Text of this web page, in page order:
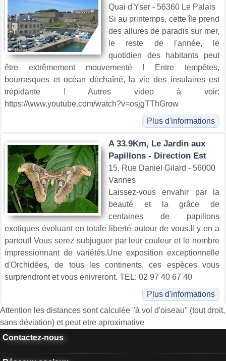
Quai d'Yser - 56360 Le Palais
Si au printemps, cette île prend
des allures de paradis sur mer,
le reste de l'année, le
quotidien des habitants peut
être extrêmement mouvementé ! Entre tempêtes,
bourrasques et océan déchaîné, la vie des insulaires est
trépidante ! Autres video à voir:
https://www.youtube.com/watch?v=osjgTThGrow
Plus d'informations
A 33.9Km, Le Jardin aux
Papillons - Direction Est
15, Rue Daniel Gilard - 56000
Vannes
Laissez-vous envahir par la
beauté et la grâce de
centaines de papillons
exotiques évoluant en totale liberté autour de vous.Il y en a
partout! Vous serez subjuguer par leur couleur et le nombre
impressionnant de variétés.Une exposition exceptionnelle
d'Orchidées, de tous les continents, ces espèces vous
surprendront et vous enivreront. TEL: 02 97 40 67 40
Plus d'informations
Attention les distances sont calculée "à vol d'oiseau" (tout droit,
sans déviation) et peut etre aproximative
Contactez-nous